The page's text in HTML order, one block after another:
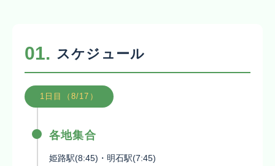
01. スケジュール
1日目（8/17）
各地集合
姫路駅(8:45)・明石駅(7:45)